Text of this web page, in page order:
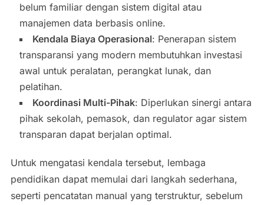
belum familiar dengan sistem digital atau
manajemen data berbasis online.
Kendala Biaya Operasional: Penerapan sistem
transparansi yang modern membutuhkan investasi
awal untuk peralatan, perangkat lunak, dan
pelatihan.
Koordinasi Multi-Pihak: Diperlukan sinergi antara
pihak sekolah, pemasok, dan regulator agar sistem
transparan dapat berjalan optimal.
Untuk mengatasi kendala tersebut, lembaga
pendidikan dapat memulai dari langkah sederhana,
seperti pencatatan manual yang terstruktur, sebelum